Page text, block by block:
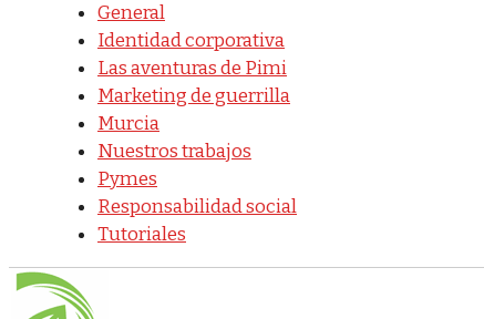
General
Identidad corporativa
Las aventuras de Pimi
Marketing de guerrilla
Murcia
Nuestros trabajos
Pymes
Responsabilidad social
Tutoriales